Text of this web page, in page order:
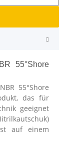
55°Shore
55°Shore
das für
geeignet
auf einem